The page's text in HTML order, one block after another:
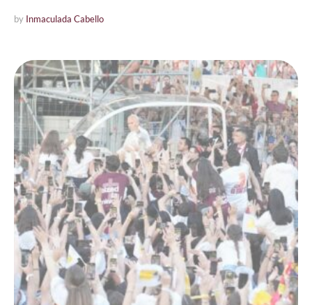
by Inmaculada Cabello